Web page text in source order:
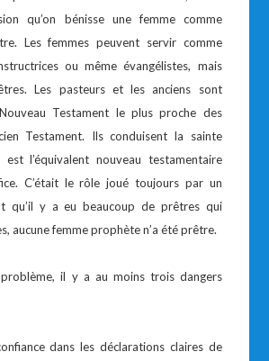
qu’on bénisse une femme comme
Les femmes peuvent servir comme
ou même évangélistes, mais
Les pasteurs et les anciens sont
Testament le plus proche des
Testament. Ils conduisent la sainte
est l’équivalent nouveau testamentaire
C’était le rôle joué toujours par un
qu’il y a eu beaucoup de prêtres qui
aucune femme prophète n’a été prêtre.
il y a au moins trois dangers
dans les déclarations claires de